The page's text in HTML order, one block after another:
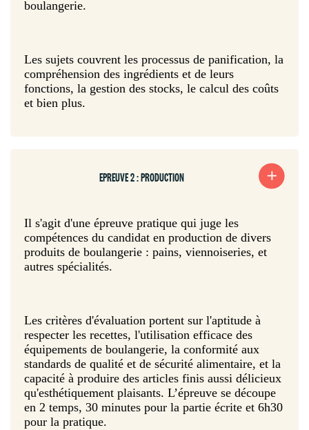
boulangerie.
Les sujets couvrent les processus de panification, la
compréhension des ingrédients et de leurs
fonctions, la gestion des stocks, le calcul des coûts
et bien plus.
EPREUVE 2 : PRODUCTION
Il s'agit d'une épreuve pratique qui juge les
compétences du candidat en production de divers
produits de boulangerie : pains, viennoiseries, et
autres spécialités.
Les critères d'évaluation portent sur l'aptitude à
respecter les recettes, l'utilisation efficace des
équipements de boulangerie, la conformité aux
standards de qualité et de sécurité alimentaire, et la
capacité à produire des articles finis aussi délicieux
qu'esthétiquement plaisants. L’épreuve se découpe
en 2 temps, 30 minutes pour la partie écrite et 6h30
pour la pratique.